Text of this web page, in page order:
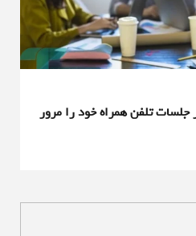
تلفن همراه خود را مرور